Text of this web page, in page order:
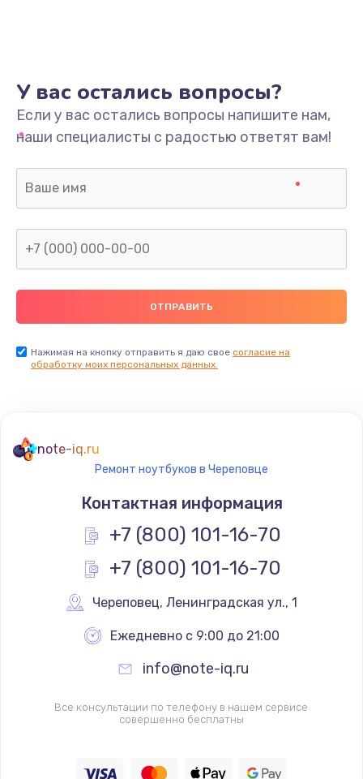
У вас остались вопросы?
Если у вас остались вопросы напишите нам,
наши специалисты с радостью ответят вам!
Нажимая на кнопку отправить я даю свое согласие на
обработку моих персональных данных.
note-iq.ru
Ремонт ноутбуков в Череповце
Контактная информация
+7 (800) 101-16-70
+7 (800) 101-16-70
Череповец, Ленинградская ул., 1
Ежедневно с 9:00 до 21:00
info@note-iq.ru
Все консультации по телефону в нашем сервисе
совершенно бесплатны